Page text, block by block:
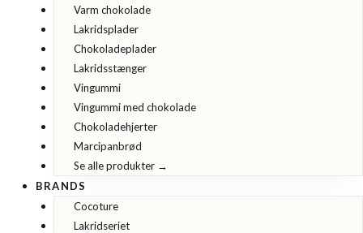
Varm chokolade
Lakridsplader
Chokoladeplader
Lakridsstænger
Vingummi
Vingummi med chokolade
Chokoladehjerter
Marcipanbrød
Se alle produkter →
BRANDS
Cocoture
Lakridseriet